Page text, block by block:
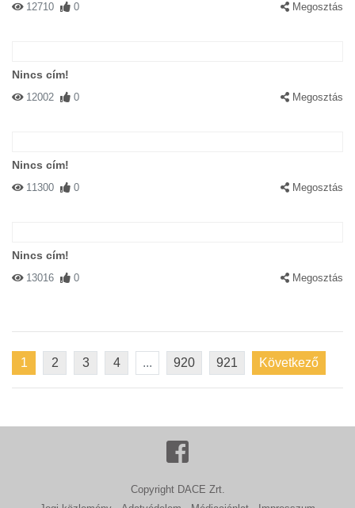
12710 0 Megosztás
Nincs cím!
12002 0 Megosztás
Nincs cím!
11300 0 Megosztás
Nincs cím!
13016 0 Megosztás
1 2 3 4 ... 920 921 Következő
Copyright DACE Zrt.